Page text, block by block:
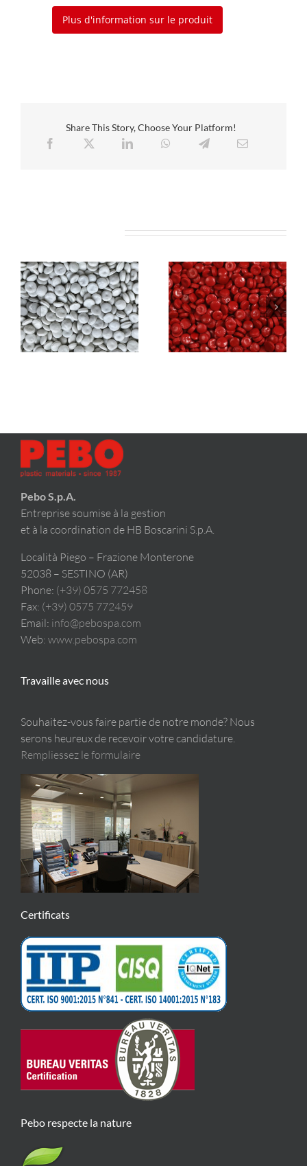
Plus d'information sur le produit
Share This Story, Choose Your Platform!
PEBOlen6100
WHITE (HDPE)
PEBOlen 6100C RED
(HDPE)
Pebo S.p.A.
Entreprise soumise à la gestion
et à la coordination de HB Boscarini S.p.A.
Località Piego – Frazione Monterone
52038 – SESTINO (AR)
Phone: (+39) 0575 772458
Fax: (+39) 0575 772459
Email: info@pebospa.com
Web: www.pebospa.com
Travaille avec nous
Souhaitez-vous faire partie de notre monde? Nous
serons heureux de recevoir votre candidature.
Rempliessez le formulaire
Certificats
Pebo respecte la nature